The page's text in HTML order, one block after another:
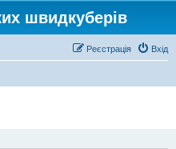
швидкуберів
Вхід
Реєстрація